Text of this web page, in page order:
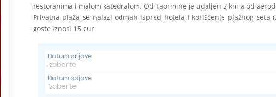
restoranima i malom katedralom. Od Taormine je udaljen 5 km a od
Privatna plaža se nalazi odmah ispred hotela i korišćenje plažnog seta
goste iznosi 15 eur